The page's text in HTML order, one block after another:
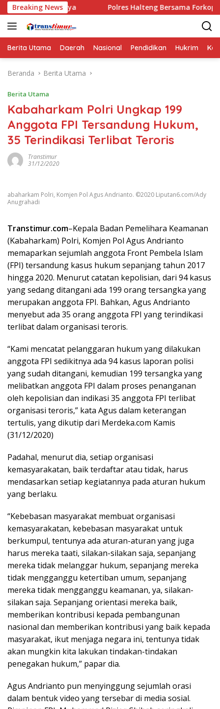
Langsung
ke
konten
Breaking NewsPolres Halteng Bersama Forkopimda Gelar Apel
Berita Utama Daerah Nasional Pendidikan Hukrim
Beranda Berita Utama
Berita Utama
Kabaharkam Polri Ungkap 199
Anggota FPI Tersandung Hukum,
35 Terindikasi Terlibat Teroris
Transtimur
31/12/2020
abaharkam Polri, Komjen Pol Agus Andrianto. ©2020 Liputan6.com/Ady
Anugrahadi
Transtimur.com–Kepala Badan Pemelihara Keamanan
(Kabaharkam) Polri, Komjen Pol Agus Andrianto
memaparkan sejumlah anggota Front Pembela Islam
(FPI) tersandung kasus hukum sepanjang tahun 2017
hingga 2020. Menurut catatan kepolisian, dari 94 kasus
yang sedang ditangani ada 199 orang tersangka yang
merupakan anggota FPI. Bahkan, Agus Andrianto
menyebut ada 35 orang anggota FPI yang terindikasi
terlibat dalam organisasi teroris.
“Kami mencatat pelanggaran hukum yang dilakukan
anggota FPI sedikitnya ada 94 kasus laporan polisi
yang sudah ditangani, kemudian 199 tersangka yang
melibatkan anggota FPI dalam proses penanganan
oleh kepolisian dan indikasi 35 anggota FPI terlibat
organisasi teroris,” kata Agus dalam keterangan
tertulis, yang dikutip dari Merdeka.com Kamis
(31/12/2020)
Padahal, menurut dia, setiap organisasi
kemasyarakatan, baik terdaftar atau tidak, harus
mendasarkan setiap kegiatannya pada aturan hukum
yang berlaku.
“Kebebasan masyarakat membuat organisasi
kemasyarakatan, kebebasan masyarakat untuk
berkumpul, tentunya ada aturan-aturan yang juga
harus mereka taati, silakan-silakan saja, sepanjang
mereka tidak melanggar hukum, sepanjang mereka
tidak mengganggu ketertiban umum, sepanjang
mereka tidak mengganggu keamanan, ya, silakan-
silakan saja. Sepanjang orientasi mereka baik,
memberikan kontribusi kepada pembangunan
nasional dan memberikan kontribusi yang baik kepada
masyarakat, ikut menjaga negara ini, tentunya tidak
akan mungkin kita lakukan tindakan-tindakan
penegakan hukum,” papar dia.
Agus Andrianto pun menyinggung sejumlah orasi
dalam bentuk video yang tersebar di media sosial.